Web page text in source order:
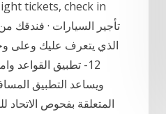
12- تطبيق القواعد
ويساعد التطبيق